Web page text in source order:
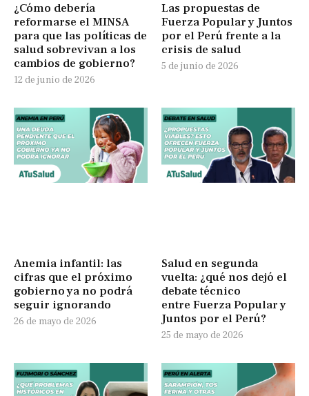
¿Cómo debería
reformarse el MINSA
para que las políticas de
salud sobrevivan a los
cambios de gobierno?
12 de junio de 2026
Las propuestas de
Fuerza Popular y Juntos
por el Perú frente a la
crisis de salud
5 de junio de 2026
Anemia infantil: las
cifras que el próximo
gobierno ya no podrá
seguir ignorando
26 de mayo de 2026
Salud en segunda
vuelta: ¿qué nos dejó el
debate técnico
entre Fuerza Popular y
Juntos por el Perú?
25 de mayo de 2026